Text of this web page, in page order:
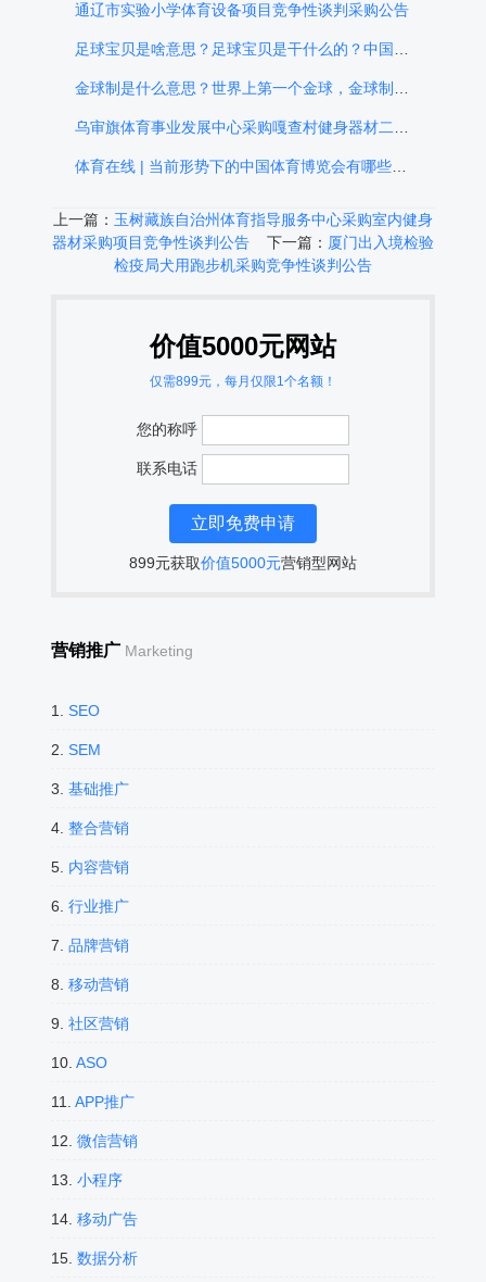
通辽市实验小学体育设备项目竞争性谈判采购公告
上一篇： 玉树藏族自治州体育指导服务中心采购室内健身
器材采购项目竞争性谈判公告下一篇： 厦门出入境检验
检疫局犬用跑步机采购竞争性谈判公告
价值5000元网站
仅需899元，每月仅限1个名额！
您的称呼
联系电话
899元获取价值5000元营销型网站
营销推广 Marketing
1. SEO
2. SEM
3. 基础推广
4. 整合营销
5. 内容营销
6. 行业推广
7. 品牌营销
8. 移动营销
9. 社区营销
10. ASO
11. APP推广
12. 微信营销
13. 小程序
14. 移动广告
15. 数据分析